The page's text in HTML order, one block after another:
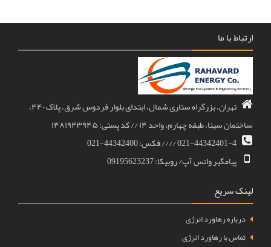
ارتباط با ما
تهران، بزرگراه ستاری شمال، ابتدای بلوار فردوس شرق، پلاک ۴۴۰،
ساختمان سینا، طبقه چهارم، واحد ۱۴ // کد پستی: ۱۴۸۱۹۴۳۹۴۵
021-44342401-4 //// فکس: 44342400-021
پیامگیر واتس آپ/ روبیکا: 09195623237
لینک سریع
درباره رهاورد انرژی
تماس با رهاورد انرژی